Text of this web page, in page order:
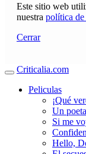
Este sitio web
nuestra política
Cerrar
Criticalia.com
Peliculas
¡Qué
Un poeta
Si me
Hello,